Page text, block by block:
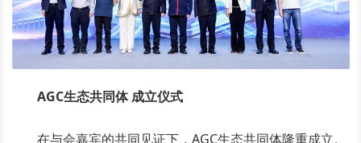
AGC生态共同体 成立仪式
在与会嘉宾的共同见证下，AGC生态共同体隆重成立。